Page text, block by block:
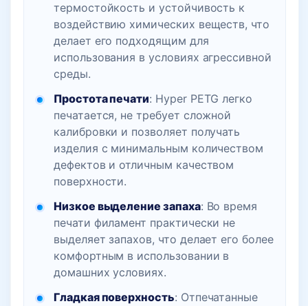
термостойкость и устойчивость к
воздействию химических веществ, что
делает его подходящим для
использования в условиях агрессивной
среды.
Простота печати: Hyper PETG легко
печатается, не требует сложной
калибровки и позволяет получать
изделия с минимальным количеством
дефектов и отличным качеством
поверхности.
Низкое выделение запаха: Во время
печати филамент практически не
выделяет запахов, что делает его более
комфортным в использовании в
домашних условиях.
Гладкая поверхность: Отпечатанные